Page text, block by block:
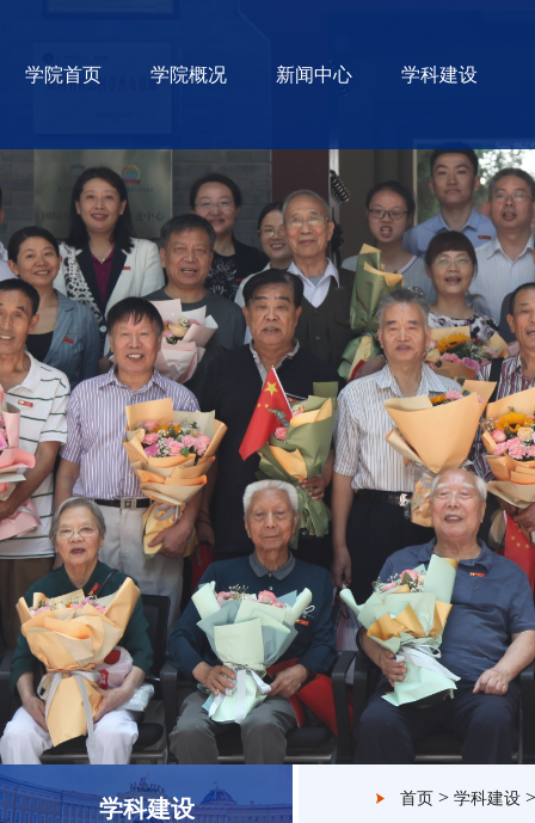
学院首页 学院概况 新闻中心 学科建设
学科建设 首页 > 学科建设